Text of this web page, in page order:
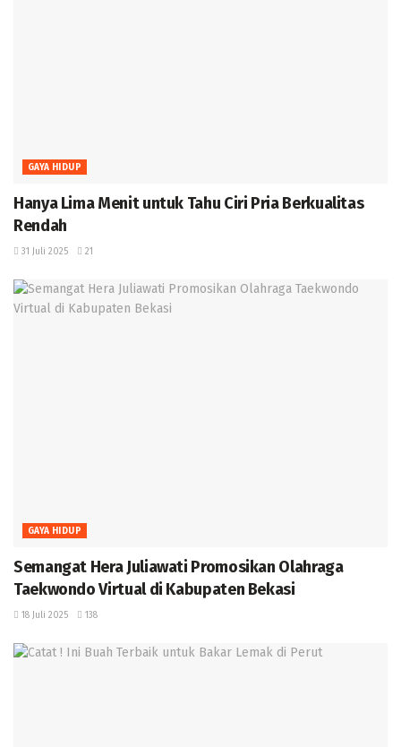
GAYA HIDUP
Hanya Lima Menit untuk Tahu Ciri Pria Berkualitas
Rendah
31 Juli 2025 21
GAYA HIDUP
Semangat Hera Juliawati Promosikan Olahraga
Taekwondo Virtual di Kabupaten Bekasi
18 Juli 2025 138